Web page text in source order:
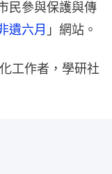
民參與保護與傳
遺六月 」網站。
工作者，學研社